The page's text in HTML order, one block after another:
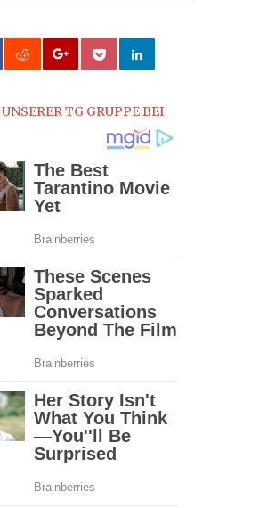
TG GRUPPE BEI